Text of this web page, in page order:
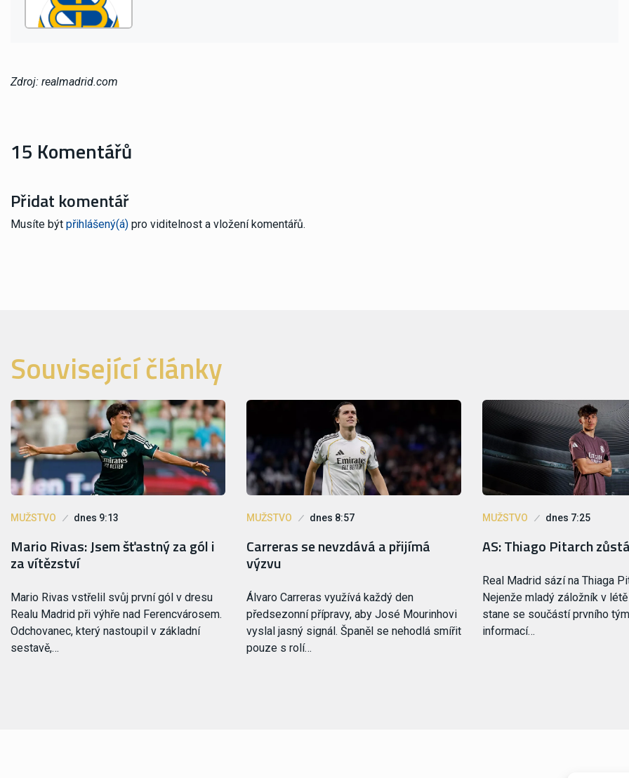
Zdroj: realmadrid.com
15 Komentářů
Přidat komentář
Musíte být přihlášený(á) pro viditelnost a vložení komentářů.
Související články
MUŽSTVO dnes 9:13
Mario Rivas: Jsem šťastný za gól i
za vítězství
Mario Rivas vstřelil svůj první gól v dresu
Realu Madrid při výhře nad Ferencvárosem.
Odchovanec, který nastoupil v základní
sestavě,…
MUŽSTVO dnes 8:57
Carreras se nevzdává a přijímá
výzvu
Álvaro Carreras využívá každý den
předsezonní přípravy, aby José Mourinhovi
vyslal jasný signál. Španěl se nehodlá smířit
pouze s rolí…
MUŽSTVO dnes 7:25
AS: Thiago Pitarch
Real Madrid sází na Thiaga
Nejenže mladý záložník v
stane se součástí prvního
informací…